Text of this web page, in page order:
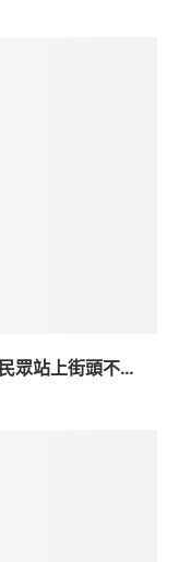
眾站上街頭不...